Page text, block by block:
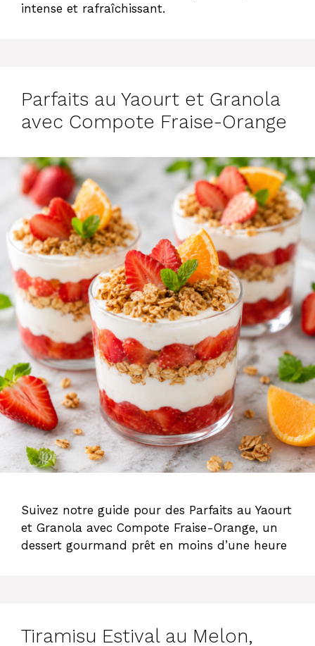
intense et rafraîchissant.
Parfaits au Yaourt et Granola
avec Compote Fraise-Orange
Suivez notre guide pour des Parfaits au Yaourt
et Granola avec Compote Fraise-Orange, un
dessert gourmand prêt en moins d’une heure
Tiramisu Estival au Melon,